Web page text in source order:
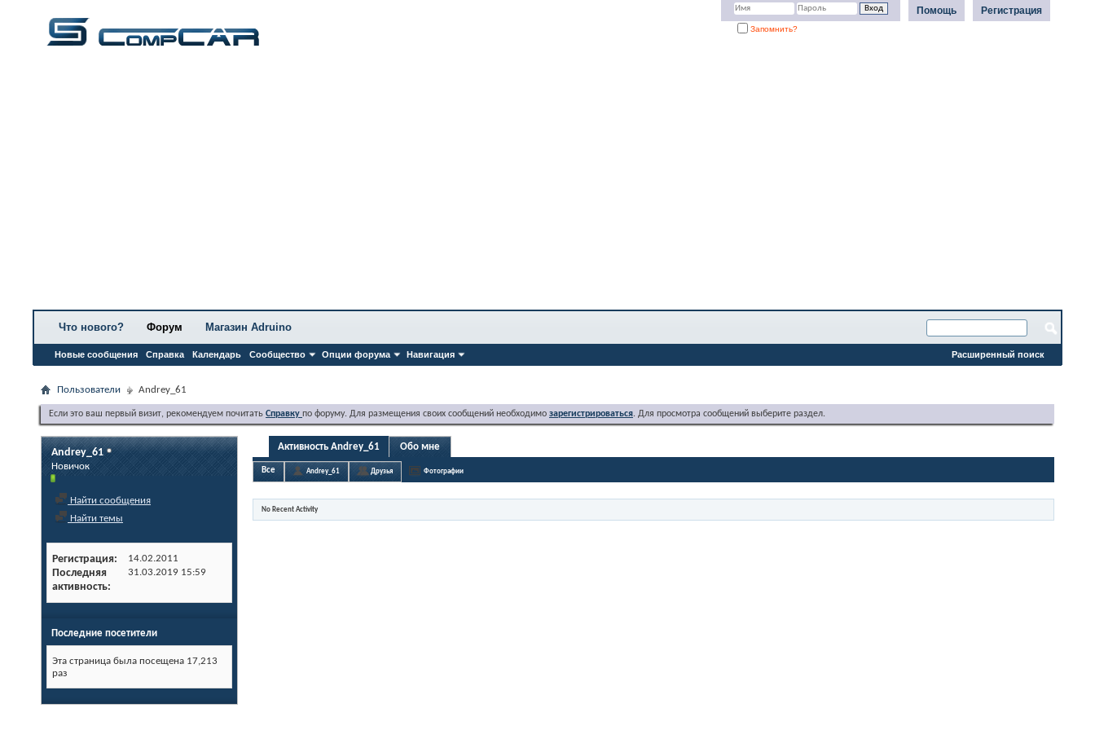
Регистрация
Помощь
Запомнить?
Что нового? Форум
Новые сообщения Справка Календарь Сообщество Опции форума Навигация
Магазин Adruino
Расширенный поиск
Пользователи Andrey_61
Если это ваш первый визит, рекомендуем почитать Справку по форуму. Для размещения своих сообщений необходимо зарегистрироваться. Для просмотра сообщений выберите раздел.
Andrey_61
Новичок
Найти сообщения
Найти темы
Регистрация 14.02.2011
Последняя
активность
31.03.2019 15:59
Последние посетители
Эта страница была посещена 17,213
раз
Активность Andrey_61 Обо мне
Все Andrey_61 Друзья Фотографии
No Recent Activity